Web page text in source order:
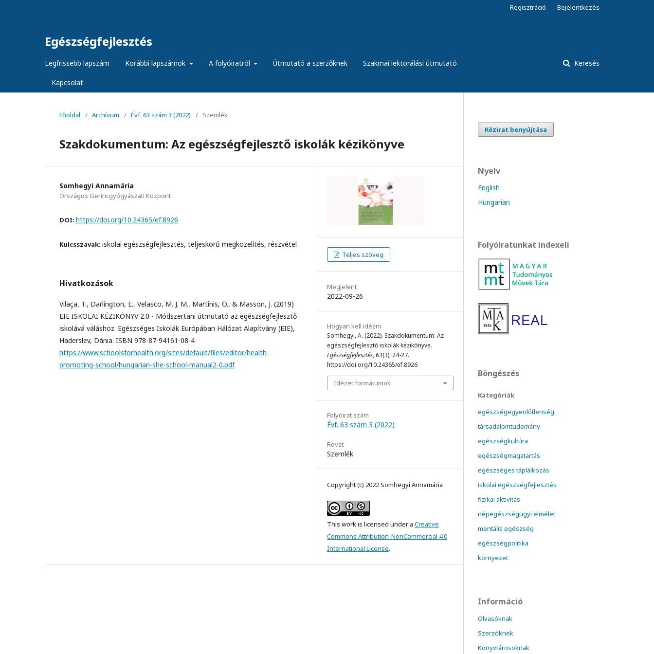
Egészségfejlesztés
Legfrissebb lapszám Korábbi lapszámok A folyóiratról Útmutató a szerzőknek Szakmai lektorálási útmutató
Kapcsolat
Keresés
Regisztráció Bejelentkezés
Főoldal / Archívum / Évf. 63 szám 3 (2022) / Szemlék
Szakdokumentum: Az egészségfejlesztő iskolák kézikönyve
Somhegyi Annamária
Országos Gerincgyógyászati Központ
DOI: https://doi.org/10.24365/ef.8926
Kulcsszavak: iskolai egészségfejlesztés, teljeskörű megközelítés, részvétel
Hivatkozások
Vilaça, T., Darlington, E., Velasco, M. J. M., Martinis, O., & Masson, J. (2019)
EIE ISKOLAI KÉZIKÖNYV 2.0 - Módszertani útmutató az egészségfejlesztő
iskolává váláshoz. Egészséges Iskolák Európában Hálózat Alapítvány (EIE),
Haderslev, Dánia. ISBN 978-87-94161-08-4
https://www.schoolsforhealth.org/sites/default/files/editor/health-
promoting-school/hungarian-she-school-manual2-0.pdf
Teljes szöveg
Megjelent
2022-09-26
Hogyan kell idézni
Somhegyi, A. (2022). Szakdokumentum: Az
egészségfejlesztő iskolák kézikönyve.
Egészségfejlesztés,63(3), 24-27.
https://doi.org/10.24365/ef.8926
Idézet formátumok
Folyóirat szám
Évf. 63 szám 3 (2022)
Rovat
Szemlék
Copyright (c) 2022 Somhegyi Annamária
This work is licensed under a Creative
Commons Attribution-NonCommercial 4.0
International License.
Kézirat benyújtása
Nyelv
English
Hungarian
Folyóiratunkat indexeli
Böngészés
Kategóriák
egészségegyenlőtlenség
társadalomtudomány
egészségkultúra
egészségmagatartás
egészséges táplálkozás
iskolai egészségfejlesztés
fizikai aktivitás
népegészségügyi elmélet
mentális egészség
egészségpolitika
környezet
Információ
Olvasóknak
Szerzőknek
Könyvtárosoknak